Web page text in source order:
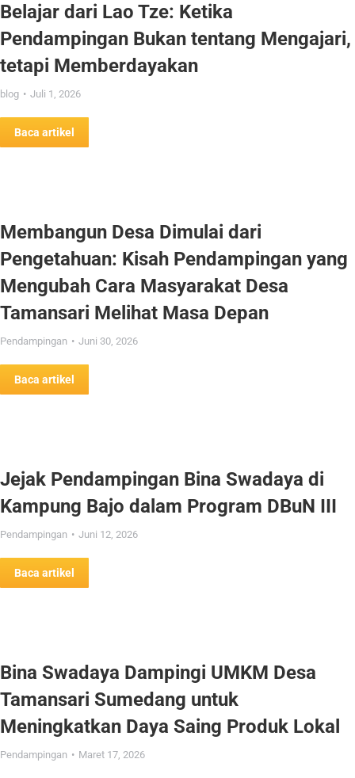
Belajar dari Lao Tze: Ketika
Pendampingan Bukan tentang Mengajari,
tetapi Memberdayakan
blog Juli 1, 2026
Baca artikel
Membangun Desa Dimulai dari
Pengetahuan: Kisah Pendampingan yang
Mengubah Cara Masyarakat Desa
Tamansari Melihat Masa Depan
Pendampingan Juni 30, 2026
Baca artikel
Jejak Pendampingan Bina Swadaya di
Kampung Bajo dalam Program DBuN III
Pendampingan Juni 12, 2026
Baca artikel
Bina Swadaya Dampingi UMKM Desa
Tamansari Sumedang untuk
Meningkatkan Daya Saing Produk Lokal
Pendampingan Maret 17, 2026